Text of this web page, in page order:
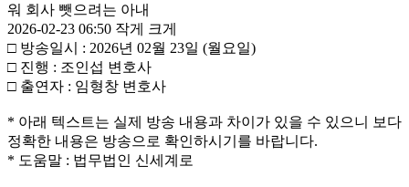
워 회사 뺏으려는 아내
2026-02-23 06:50 작게
크게
□ 방송일시 : 2026년 02월 23일 (월요일)
□ 진행 : 조인섭 변호사
□ 출연자 : 임형창 변호사
* 아래 텍스트는 실제 방송 내용과 차이가 있을 수 있으니 보다
정확한 내용은 방송으로 확인하시기를 바랍니다.
* 도움말 : 법무법인 신세계로